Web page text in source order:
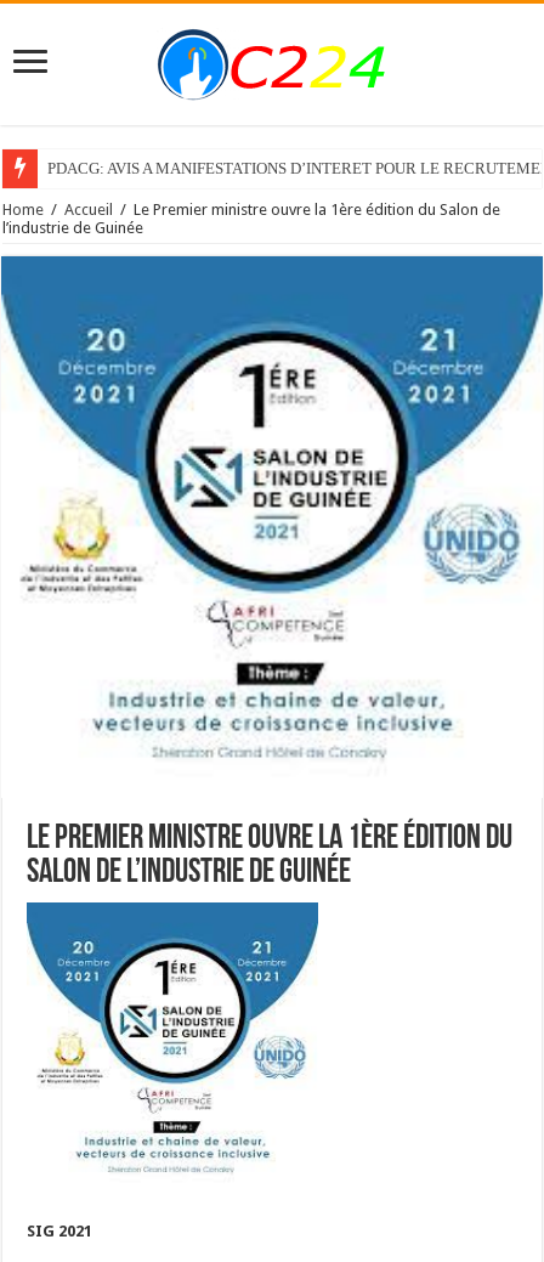
PDACG: AVIS A MANIFESTATIONS D’INTERET POUR LE
Home / Accueil / Le Premier ministre ouvre la 1ère édition du Salon de
l’industrie de Guinée
Le Premier ministre ouvre la 1ère édition du
Salon de l’industrie de Guinée
SIG 2021